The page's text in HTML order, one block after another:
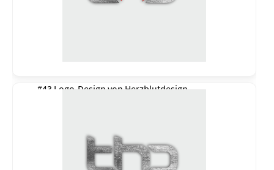
#43 Logo-Design von Herzblutdesign